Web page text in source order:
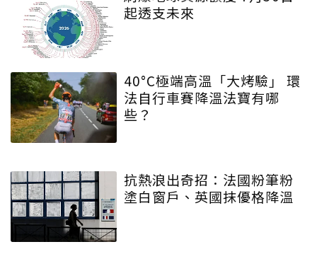
起透支未來
40°C極端高溫「大烤驗」 環
法自行車賽降溫法寶有哪
些？
抗熱浪出奇招：法國粉筆粉
塗白窗戶、英國抹優格降溫